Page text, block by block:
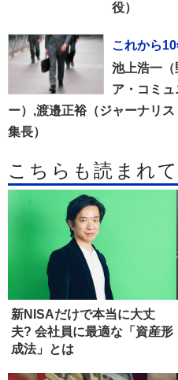
役）
これから
池上浩一
ア・コミ
ー）,渡邉正裕（ジャーナリ
集長）
こちらも読まれ
新NISAだけで本当に大丈
夫? 会社員に最適な「資産形
成法」とは